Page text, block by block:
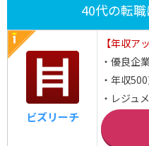
40代の転
ビズリーチ
【年収ア
・優良企
・年収
・レジュ